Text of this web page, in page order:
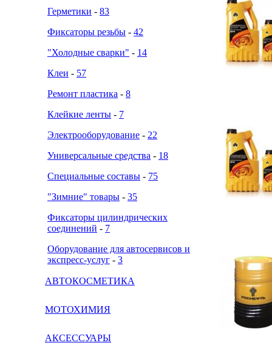
Герметики - 83
Фиксаторы резьбы - 42
"Холодные сварки" - 14
Клеи - 57
Ремонт пластика - 8
Клейкие ленты - 7
Электрооборудование - 22
Универсальные средства - 18
Специальные составы - 75
"Зимние" товары - 35
Фиксаторы цилиндрических
соединений - 7
Оборудование для автосервисов и
экспресс-услуг - 3
АВТОКОСМЕТИКА
МОТОХИМИЯ
АКСЕССУАРЫ